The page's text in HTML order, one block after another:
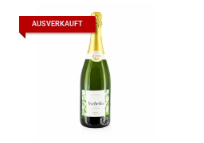
AUSVERKAUFT